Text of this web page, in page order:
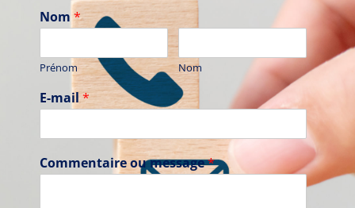
Nom *
Prénom Nom
E-mail*
Commentaire ou message*